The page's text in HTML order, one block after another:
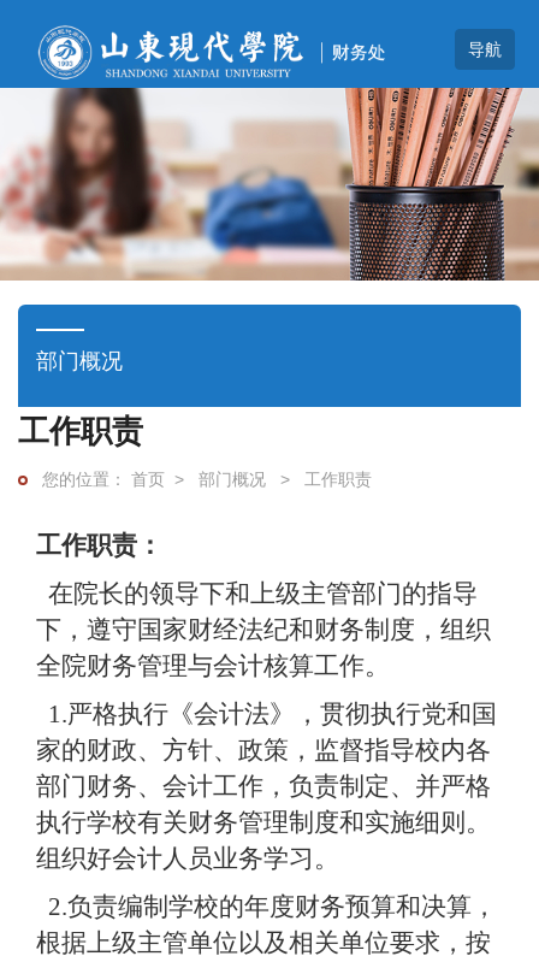
部门概况
工作职责
首页 > 部门概况 > 工作职责
工作职责：
在院长的领导下和上级主管部门的指导
下，遵守国家财经法纪和财务制度，组织
全院财务管理与会计核算工作。
1.严格执行《会计法》，贯彻执行党和国
家的财政、方针、政策，监督指导校内各
部门财务、会计工作，负责制定、并严格
执行学校有关财务管理制度和实施细则。
组织好会计人员业务学习。
2.负责编制学校的年度财务预算和决算，
根据上级主管单位以及相关单位要求，按